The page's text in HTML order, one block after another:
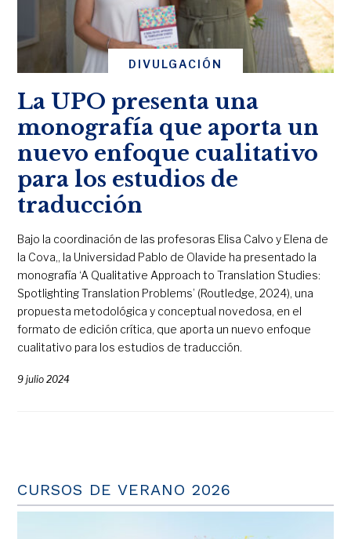
DIVULGACIÓN
La UPO presenta una
monografía que aporta un
nuevo enfoque cualitativo
para los estudios de
traducción
Bajo la coordinación de las profesoras Elisa Calvo y Elena de
la Cova,, la Universidad Pablo de Olavide ha presentado la
monografía ‘A Qualitative Approach to Translation Studies:
Spotlighting Translation Problems’ (Routledge, 2024), una
propuesta metodológica y conceptual novedosa, en el
formato de edición crítica, que aporta un nuevo enfoque
cualitativo para los estudios de traducción.
9 julio 2024
CURSOS DE VERANO 2026